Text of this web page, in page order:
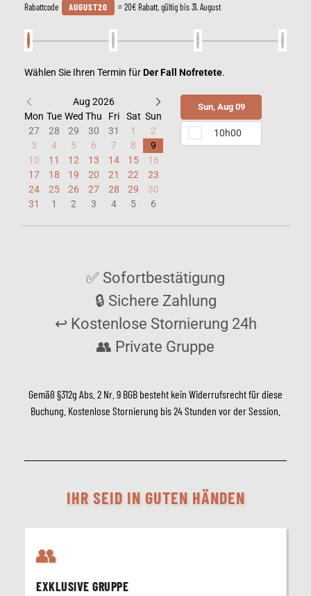
Rabattcode
AUGUST20 = 20€ Rabatt, gültig bis 31. August
Wählen Sie Ihren Termin fürDer Fall Nofretete.
Aug 2026
Mon Tue Wed Thu Fri Sat Sun
27
28 29 30 31 1
2
3
4 5 6 7 8
9
10
11 12 13 14 15
16
17
18 19 20 21 22
23
24
25 26 27 28 29
30
31
1 2 3 4 5 6
Sun, Aug 09
10h00
✅ Sofortbestätigung
🔒 Sichere Zahlung
↩️ Kostenlose Stornierung 24h
👥 Private Gruppe
Gemäß §312g Abs. 2 Nr. 9 BGB besteht kein Widerrufsrecht für diese
Buchung. Kostenlose Stornierung bis 24 Stunden vor der Session.
IHR SEID IN GUTEN HÄNDEN
👥
EXKLUSIVE GRUPPE